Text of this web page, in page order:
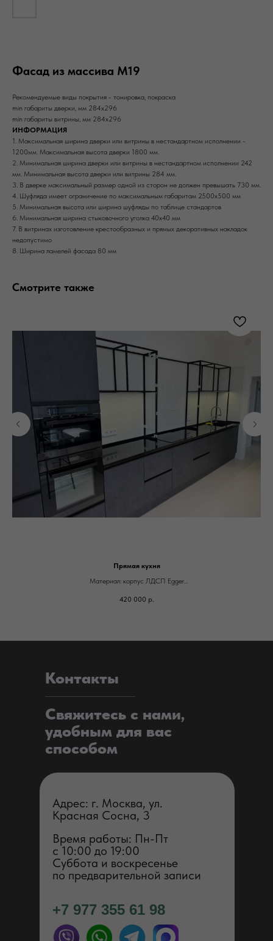
Фасад из массива М19
Рекомендуемые виды покрытия - тонировка, покраска
min габариты дверки, мм 284х296
min габариты витрины, мм 284х296
ИНФОРМАЦИЯ
1. Максимальная ширина дверки или витрины в нестандартном исполнении -
1200мм. Максимальная высота дверки 1800 мм.
2. Минимальная ширина дверки или витрины в нестандартном исполнении 242
мм. Минимальная высота дверки или витрины 284 мм.
3. В дверке максимальный размер одной из сторон не должен превышать 730 мм.
4. Шуфляда имеет ограничение по максимальным габаритам 2500х500 мм
5. Минимальная высота или ширина шуфляды по таблице стандартов
6. Минимальная ширина стыковочного уголка 40х40 мм
7. В витринах изготовление крестообразных и прямых декоративных накладок
недопустимо
8. Ширина ламелей фасада 80 мм
Смотрите также
Прямая кухня
Материал: корпус ЛДСП Egger
Фурнитура: Blum
420 000 р.
Контакты
Свяжитесь с нами,
удобным для вас
способом
Адрес: г. Москва, ул.
Красная Сосна, 3
+7 977 355 61 98
Время работы: Пн-Пт
с 1 0:00 до 19:00
Суббота и воскресенье
по предварительной записи